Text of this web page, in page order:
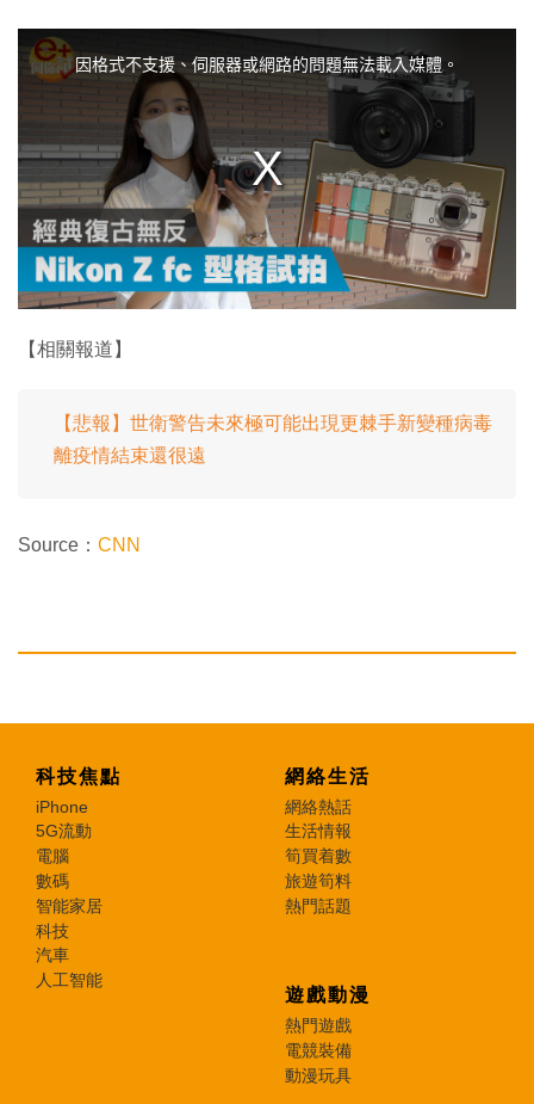
a
l
i
n
.
因格式不支援、伺服器或網路的問題無法載入媒體。
【相關報道】
【悲報】世衛警告未來極可能出現更棘手新變種病毒
離疫情結束還很遠
Source： CNN
科技焦點
iPhone
5G流動
電腦
數碼
智能家居
科技
汽車
人工智能
網絡生活
網絡熱話
生活情報
筍買着數
旅遊筍料
熱門話題
遊戲動漫
熱門遊戲
電競裝備
動漫玩具